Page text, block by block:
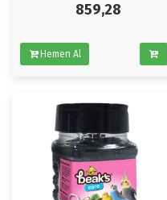
859,28
Hemen Al